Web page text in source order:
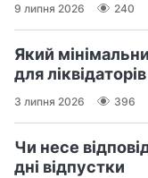
9 липня 2026 240
Який
для
3 липня 2026 396
Чи несе
дні відпустки